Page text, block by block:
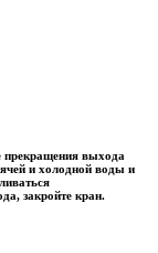
прекращения выхода
и холодной воды и
закройте кран.